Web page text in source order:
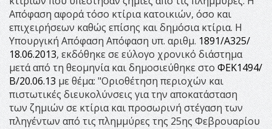
Απόφαση αφορά τόσο κτίρια κατοικιών, όσο και
επιχειρήσεων καθώς επίσης και δημόσια κτίρια. Η
Υπουργική Απόφαση Απόφαση υπ. αριθμ. 1891/Α325/
18.06.2013, εκδόθηκε σε εύλογο χρονικό διάστημα
μετά από τη θεομηνία και δημοσιεύθηκε στο ΦΕΚ1494/
Β/20.06.13με θέμα: "Οριοθέτηση περιοχών και
πιστωτικές διευκολύνσεις για την αποκατάσταση
των ζημιών σε κτίρια και προσωρινή στέγαση των
πληγέντων από τις πλημμύρες της 25ης Φεβρουαρίου